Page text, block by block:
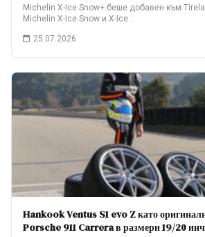
Michelin X-Ice Snow+ беше добавен към
Michelin X-Ice Snow и X-Ice…
25.07.2026
Hankook Ventus S1 evo Z като
Porsche 911 Carrera в размери 19/20